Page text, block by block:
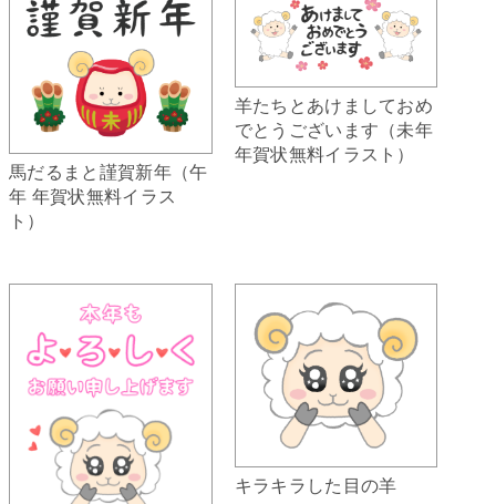
馬だるまと謹賀新年（午
年 年賀状無料イラス
ト）
羊たちとあけましておめ
でとうございます（未年
年賀状無料イラスト）
キラキラした目の羊